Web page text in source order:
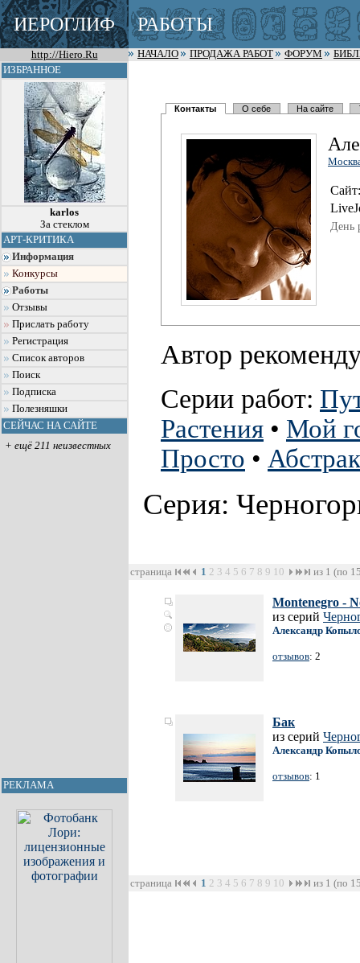
ИЕРОГЛИФ РАБОТЫ
http://Hiero.Ru НАЧАЛО ПРОДАЖА РАБОТ ФОРУМ
ИЗБРАННОЕ
karlos
За стеклом
АРТ-КРИТИКА
Информация
Конкурсы
Работы
Отзывы
Прислать работу
Регистрация
Список авторов
Поиск
Подписка
Полезняшки
СЕЙЧАС НА САЙТЕ
+ ещё 211 неизвестных
РЕКЛАМА
Контакты О себе На сайте
Сайт:
День
Автор
Серии работ:
Растения • Мой
Просто •
Серия:
страница 1 2 3 4 5 6 7 8 9 10 из 1 (по
Montenegro -
из серий
Александр
отзывов: 2
Бак
из серий
Александр
отзывов: 1
страница 1 2 3 4 5 6 7 8 9 10 из 1 (по